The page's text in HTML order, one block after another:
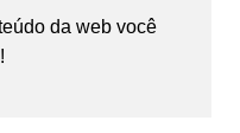
da web você